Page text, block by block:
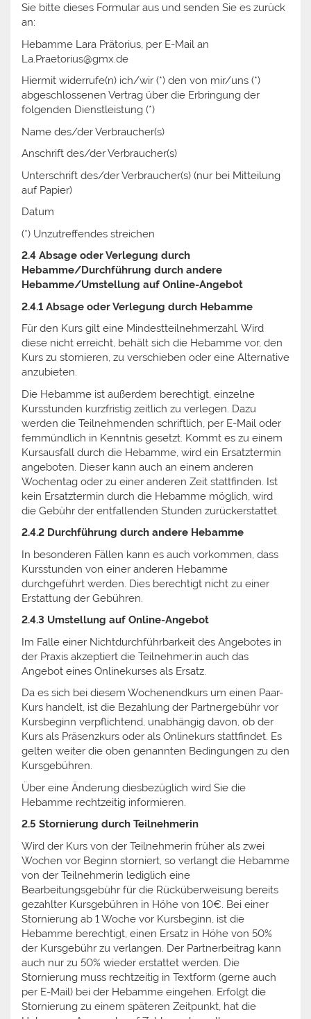
Sie bitte dieses Formular aus und senden Sie es zurück
an:
Hebamme Lara Prätorius, per E-Mail an
La.Praetorius@gmx.de
Hiermit widerrufe(n) ich/wir (*) den von mir/uns (*)
abgeschlossenen Vertrag über die Erbringung der
folgenden Dienstleistung (*)
Name des/der Verbraucher(s)
Anschrift des/der Verbraucher(s)
Unterschrift des/der Verbraucher(s) (nur bei Mitteilung
auf Papier)
Datum
(*) Unzutreffendes streichen
2.4 Absage oder Verlegung durch
Hebamme/Durchführung durch andere
Hebamme/Umstellung auf Online-Angebot
2.4.1 Absage oder Verlegung durch Hebamme
Für den Kurs gilt eine Mindestteilnehmerzahl. Wird
diese nicht erreicht, behält sich die Hebamme vor, den
Kurs zu stornieren, zu verschieben oder eine Alternative
anzubieten.
Die Hebamme ist außerdem berechtigt, einzelne
Kursstunden kurzfristig zeitlich zu verlegen. Dazu
werden die Teilnehmenden schriftlich, per E-Mail oder
fernmündlich in Kenntnis gesetzt. Kommt es zu einem
Kursausfall durch die Hebamme, wird ein Ersatztermin
angeboten. Dieser kann auch an einem anderen
Wochentag oder zu einer anderen Zeit stattfinden. Ist
kein Ersatztermin durch die Hebamme möglich, wird
die Gebühr der entfallenden Stunden zurückerstattet.
2.4.2 Durchführung durch andere Hebamme
In besonderen Fällen kann es auch vorkommen, dass
Kursstunden von einer anderen Hebamme
durchgeführt werden. Dies berechtigt nicht zu einer
Erstattung der Gebühren.
2.4.3 Umstellung auf Online-Angebot
Im Falle einer Nichtdurchführbarkeit des Angebotes in
der Praxis akzeptiert die Teilnehmer:in auch das
Angebot eines Onlinekurses als Ersatz.
Da es sich bei diesem Wochenendkurs um einen Paar-
Kurs handelt, ist die Bezahlung der Partnergebühr vor
Kursbeginn verpflichtend, unabhängig davon, ob der
Kurs als Präsenzkurs oder als Onlinekurs stattfindet. Es
gelten weiter die oben genannten Bedingungen zu den
Kursgebühren.
Über eine Änderung diesbezüglich wird Sie die
Hebamme rechtzeitig informieren.
2.5 Stornierung durch Teilnehmerin
Wird der Kurs von der Teilnehmerin früher als zwei
Wochen vor Beginn storniert, so verlangt die Hebamme
von der Teilnehmerin lediglich eine
Bearbeitungsgebühr für die Rücküberweisung bereits
gezahlter Kursgebühren in Höhe von 10€. Bei einer
Stornierung ab 1 Woche vor Kursbeginn, ist die
Hebamme berechtigt, einen Ersatz in Höhe von 50%
der Kursgebühr zu verlangen. Der Partnerbeitrag kann
auch nur zu 50% wieder erstattet werden. Die
Stornierung muss rechtzeitig in Textform (gerne auch
per E-Mail) bei der Hebamme eingehen. Erfolgt die
Stornierung zu einem späteren Zeitpunkt, hat die